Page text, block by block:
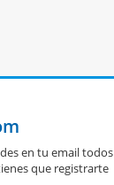
en tu email todos
que registrarte